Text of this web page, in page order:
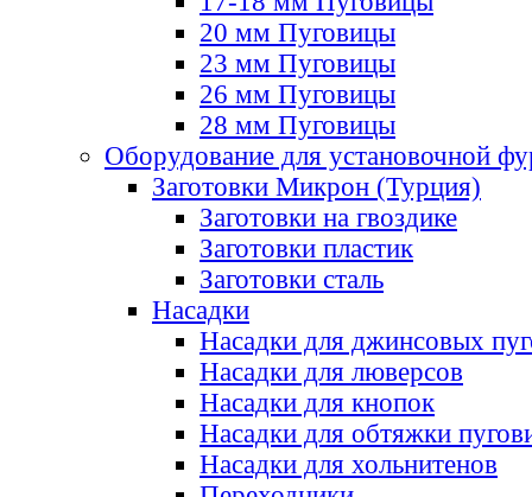
20 мм Пуговицы
23 мм Пуговицы
26 мм Пуговицы
28 мм Пуговицы
Оборудование для установочной
Заготовки Микрон (Турция)
Заготовки на гвоздике
Заготовки пластик
Заготовки сталь
Насадки
Насадки для джинсовых
Насадки для люверсов
Насадки для кнопок
Насадки для обтяжки
Насадки для хольнитенов